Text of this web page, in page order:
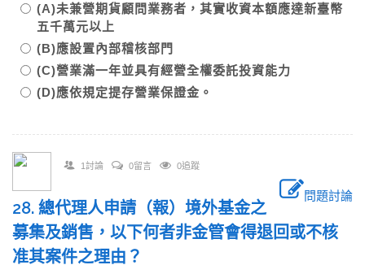
(A)未兼營期貨顧問業務者，其實收資本額應達新臺幣
五千萬元以上
(B)應設置內部稽核部門
(C)營業滿一年並具有經營全權委託投資能力
(D)應依規定提存營業保證金。
1討論 0留言 0追蹤
問題討論
28. 總代理人申請（報）境外基金之
募集及銷售，以下何者非金管會得退回或不核
准其案件之理由？